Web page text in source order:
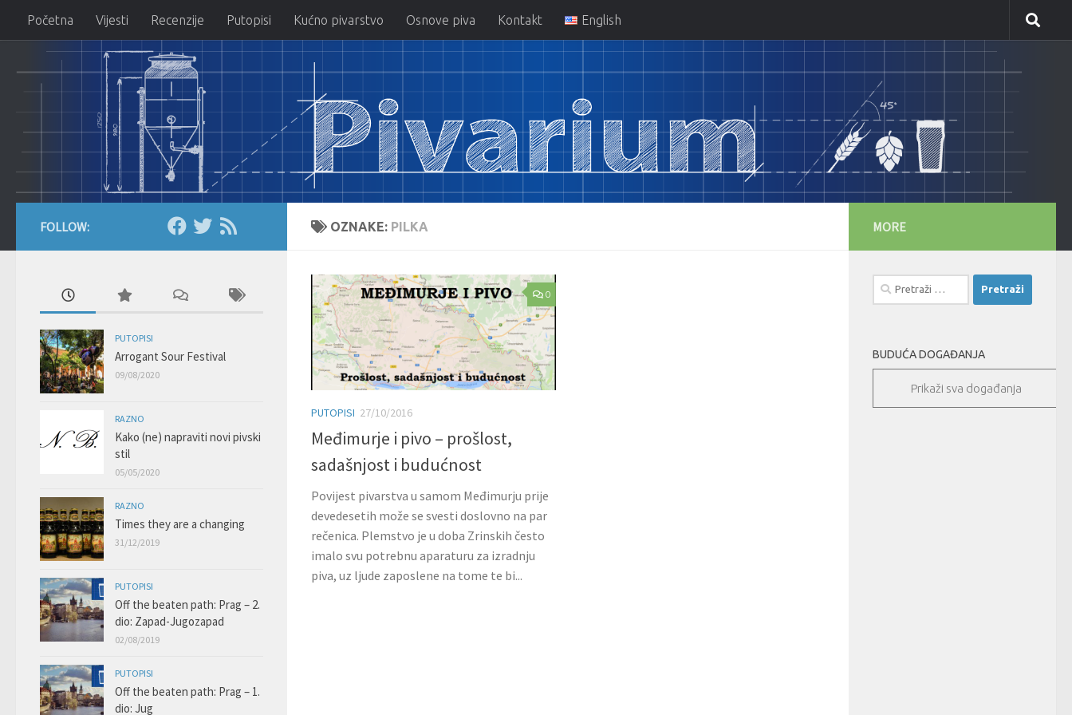
Skip to content
Početna Vijesti Recenzije Putopisi Kućno pivarstvo Osnove piva Kontakt English
OZNAKE: PILKA
0
PUTOPISI 27/10/2016
Međimurje i pivo – prošlost,
sadašnjost i budućnost
Povijest pivarstva u samom Međimurju prije
devedesetih može se svesti doslovno na par
rečenica. Plemstvo je u doba Zrinskih često
imalo svu potrebnu aparaturu za izradnju
piva, uz ljude zaposlene na tome te bi...
FOLLOW:
PUTOPISI
Arrogant Sour Festival
09/08/2020
RAZNO
Kako (ne) napraviti novi pivski
stil
05/05/2020
RAZNO
Times they are a changing
31/12/2019
PUTOPISI
Off the beaten path: Prag – 2.
dio: Zapad-Jugozapad
02/08/2019
PUTOPISI
Off the beaten path: Prag – 1.
dio: Jug
MORE
Pretraži:
BUDUĆA DOGAĐANJA
Prikaži sva događanja